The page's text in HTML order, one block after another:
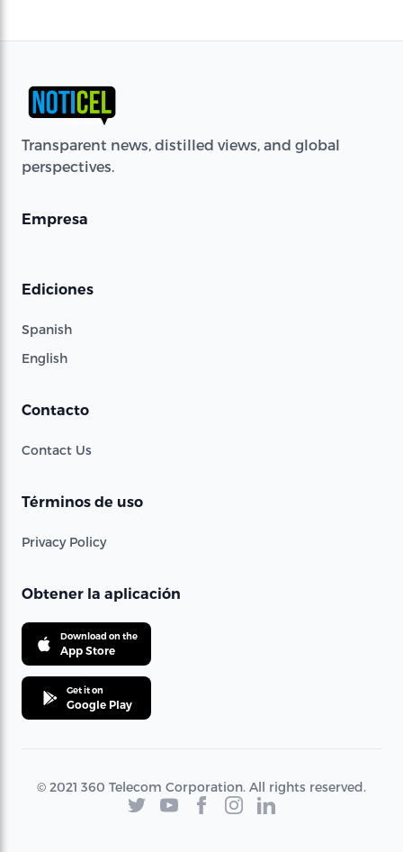
Transparent news, distilled views, and global
perspectives.
Empresa
Ediciones
Spanish
English
Contacto
Contact Us
Términos de uso
Privacy Policy
Obtener la aplicación
Download on the
App Store
Get it on
Google Play
© 2021 360 Telecom Corporation. All rights reserved.